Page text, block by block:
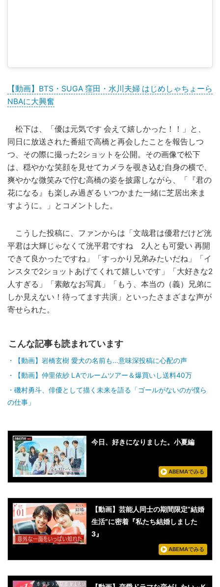
【動画】BTS・SUGA 窪田・水川夫婦 はじめしゃちょーら
NBAに大興奮
松下は、「優は元気です 会えて嬉しかった！！」と、
同日に放送された番組で高橋と再会したことを報告しつ
つ、その際に撮った2ショットを公開。その画像で松下
は、穏やかな笑顔を見せてカメラを覗き込む自身の横で、
爽やかな微笑みで佇む高橋の姿を披露しながら、「『君の
花になる』も楽しみ過ぎる いつかまた一緒に芝居出来ま
すように。」とコメントした。
こうした投稿に、ファンからは「文哉君は優君だけど洸
平君は大輝じゃなくて洸平君ですね 2人とも可愛い 再開
できて良かったですね」「すっかり兄弟みたいだね」「イ
ンスタで2ショットあげてくれて嬉しいです」「大好きな2
人すぎる」「素敵なお写真」「もう、本当の（義）兄弟に
しか見えない！待ってます共演」といったさまざまな声が
寄せられた。
こんな記事も読まれています
【動画】岩橋玄樹 愛犬の名前も…意味深投稿に心配の声
【動画】仲里依紗 LAでルームツアー＆爆買いし送料40万
磯村勇斗、俳優として描く未来を語る「ゴールがないのが僕ら
の仕事」
今日、好きになりました。小夏編
ABEMAでみる
【動画】芸能人同士の期間限定“結婚
生活”に密着『私たち結婚しました
3』
ABEMAでみる